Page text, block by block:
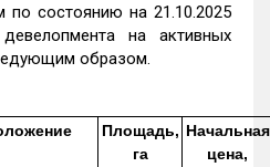
по состоянию на 21.10.2025
на активных
образом.
Площадь,
га
Начальная
цена,